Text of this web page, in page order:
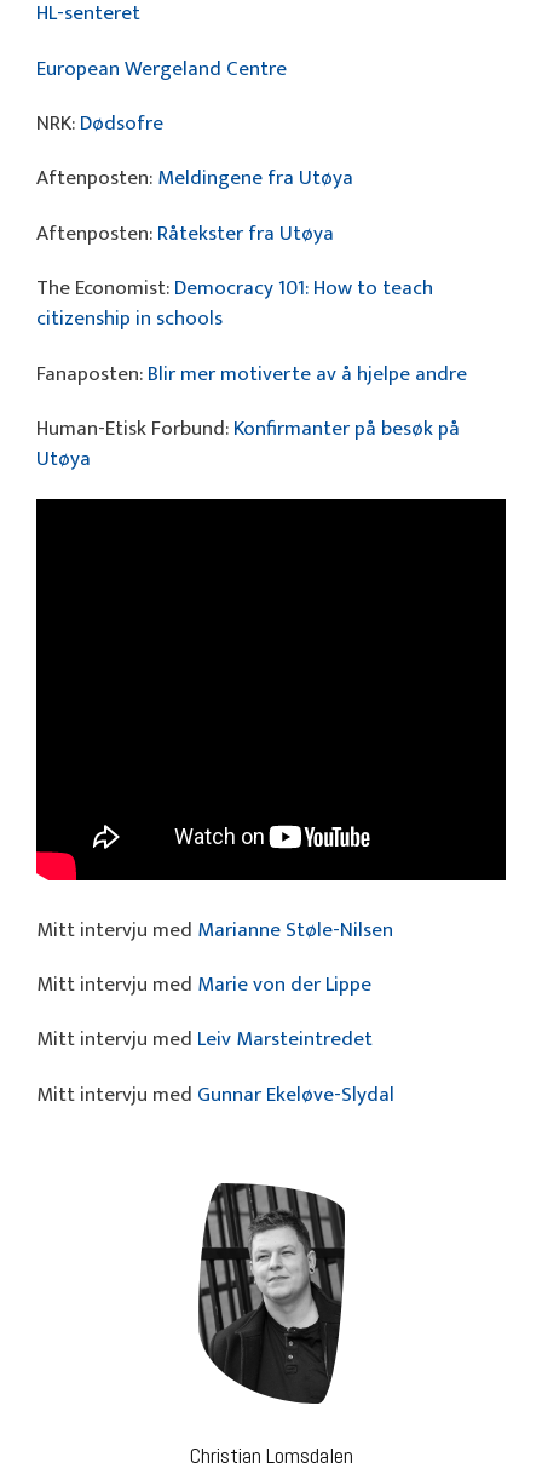
HL-senteret
European Wergeland Centre
NRK:Dødsofre
Aftenposten:Meldingene fra Utøya
Aftenposten:Råtekster fra Utøya
The Economist:Democracy 101: How to teach
citizenship in schools
Fanaposten:Blir mer motiverte av å hjelpe andre
Human-Etisk Forbund:Konfirmanter på besøk på
Utøya
Mitt intervju med Marianne Støle-Nilsen
Mitt intervju med Marie von der Lippe
Mitt intervju med Leiv Marsteintredet
Mitt intervju med Gunnar Ekeløve-Slydal
Christian Lomsdalen